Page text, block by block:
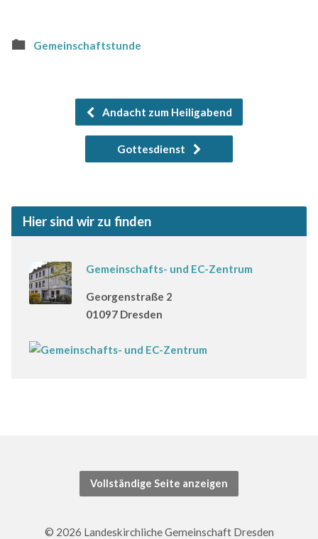
Gemeinschaftstunde
Andacht zum Heiligabend
Gottesdienst
Hier sind wir zu finden
Gemeinschafts- und EC-Zentrum
Georgenstraße 2
01097 Dresden
Vollständige Seite anzeigen
© 2026 Landeskirchliche Gemeinschaft Dresden